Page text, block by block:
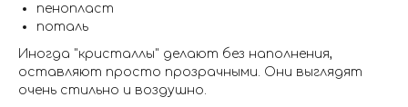
пенопласт
поталь
Иногда "кристаллы" делают без наполнения,
оставляют просто прозрачными. Они выглядят
очень стильно и воздушно.